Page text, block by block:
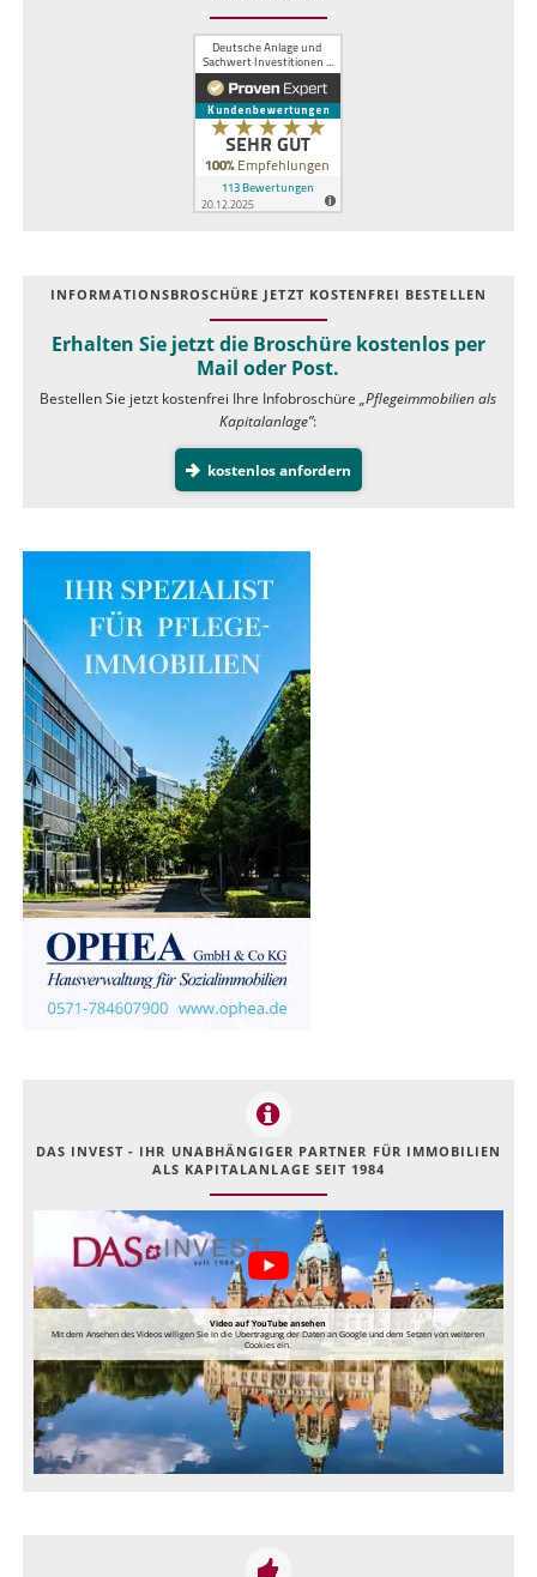
INFOR­MATIONS­BROSCHÜRE JETZT KOSTEN­FREI BESTELLEN
Erhalten Sie jetzt die Broschüre kostenlos per
Mail oder Post.
Bestellen Sie jetzt kostenfrei Ihre Infobroschüre„Pflegeimmobilien als
Kapitalanlage”:
kostenlos anfordern
DAS INVEST - IHR UNABHÄNGIGER PARTNER FÜR IMMOBILIEN
ALS KAPITALANLAGE SEIT 1984
Video auf YouTube ansehen
Mit dem Ansehen des Videos willigen Sie in die Übertragung der Daten an Google und dem Setzen von weiteren
Cookies ein.